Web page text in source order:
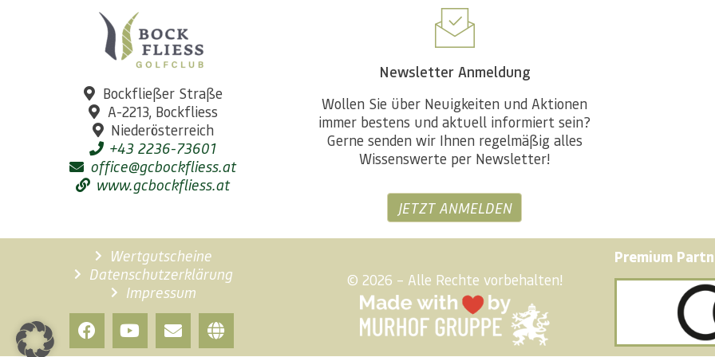
Bockfließer Straße
A-2213, Bockfliess
Niederösterreich
+43 2236-73601
office@gcbockfliess.at
www.gcbockfliess.at
Newsletter Anmeldung
Wollen Sie über Neuigkeiten und Aktionen
immer bestens und aktuell informiert sein?
Gerne senden wir Ihnen regelmäßig alles
Wissenswerte per Newsletter!
JETZT ANMELDEN
Wertgutscheine
Datenschutzerklärung
Impressum
© 2026 – Alle Rechte vorbehalten!
Premium